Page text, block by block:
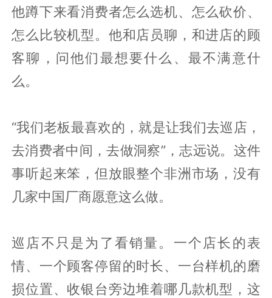
他蹲下来看消费者怎么选机、怎么砍价、
怎么比较机型。他和店员聊，和进店的顾
客聊，问他们最想要什么、最不满意什
么。
“我们老板最喜欢的，就是让我们去巡店，
去消费者中间，去做洞察”，志远说。这件
事听起来笨，但放眼整个非洲市场，没有
几家中国厂商愿意这么做。
巡店不只是为了看销量。一个店长的表
情、一个顾客停留的时长、一台样机的磨
损位置、收银台旁边堆着哪几款机型，这